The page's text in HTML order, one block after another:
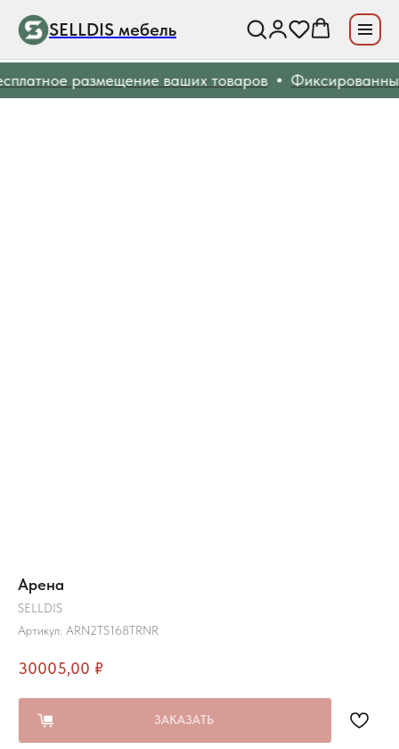
SELLDIS мебель
размещение ваших товаров
Арена
SELLDIS
Артикул: ARN2TS168TRNR
30005,00 ₽
ЗАКАЗАТЬ